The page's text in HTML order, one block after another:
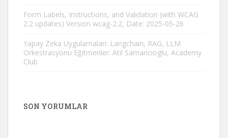
Form Labels, Instructions, and Validation (with WCAG
2.2 updates) Version wcag-2.2, Date: 2025-05-26
Yapay Zeka Uygulamaları: Langchain, RAG, LLM
Orkestrasyonu Eğitmenler: Atil Samancioglu, Academy
Club
SON YORUMLAR